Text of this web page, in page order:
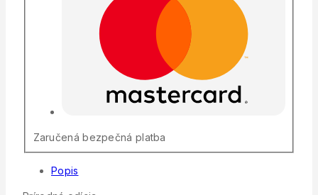
Zaručená bezpečná platba
Popis